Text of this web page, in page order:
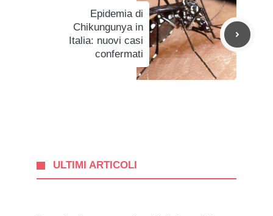
Epidemia di
Chikungunya in
Italia: nuovi casi
confermati
ULTIMI ARTICOLI